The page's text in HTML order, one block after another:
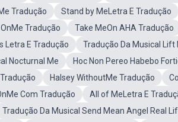
Tradução
Stand by MeLetra E Tradução
Tradução
Take MeOn AHA Tradução
Letra E Tradução
Tradução Da Musical Lift
Nocturnal Me
Hoc Non Pereo Habebo
Halsey WithoutMe Tradução
Com Tradução
All of MeLetra E
Tradução Da Musical Send Mean Angel Real